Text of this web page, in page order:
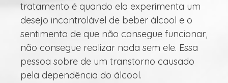
tratamento é quando ela experimenta um
desejo incontrolável de beber álcool e o
sentimento de que não consegue funcionar,
não consegue realizar nada sem ele. Essa
pessoa sobre de um transtorno causado
pela dependência do álcool.